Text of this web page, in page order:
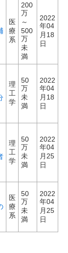
医
療
系
200
万
～
500
万
未
満
2022
年04
月18
日
理
工
学
50
万
未
満
2022
年04
月18
日
理
工
学
50
万
未
満
2022
年04
月25
日
医
療
系
50
万
未
満
2022
年04
月25
日